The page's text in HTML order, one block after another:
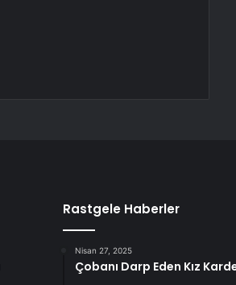
Rastgele Haberler
Nisan 27, 2025
Çobanı Darp Eden Kız